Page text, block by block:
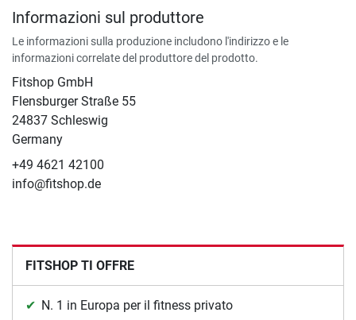
Informazioni sul produttore
Le informazioni sulla produzione includono l'indirizzo e le
informazioni correlate del produttore del prodotto.
Fitshop GmbH
Flensburger Straße 55
24837 Schleswig
Germany
+49 4621 42100
info@fitshop.de
FITSHOP TI OFFRE
N. 1 in Europa per il fitness privato